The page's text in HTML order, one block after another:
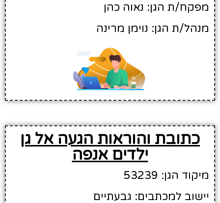
מפקח/ת הגן: נאוה כהן
מנהל/ת הגן: נוימן מרינה
כתובת והוראות הגעה אל גן
ילדים אנפה
מיקוד הגן: 53239
יישוב למכתבים: גבעתיים